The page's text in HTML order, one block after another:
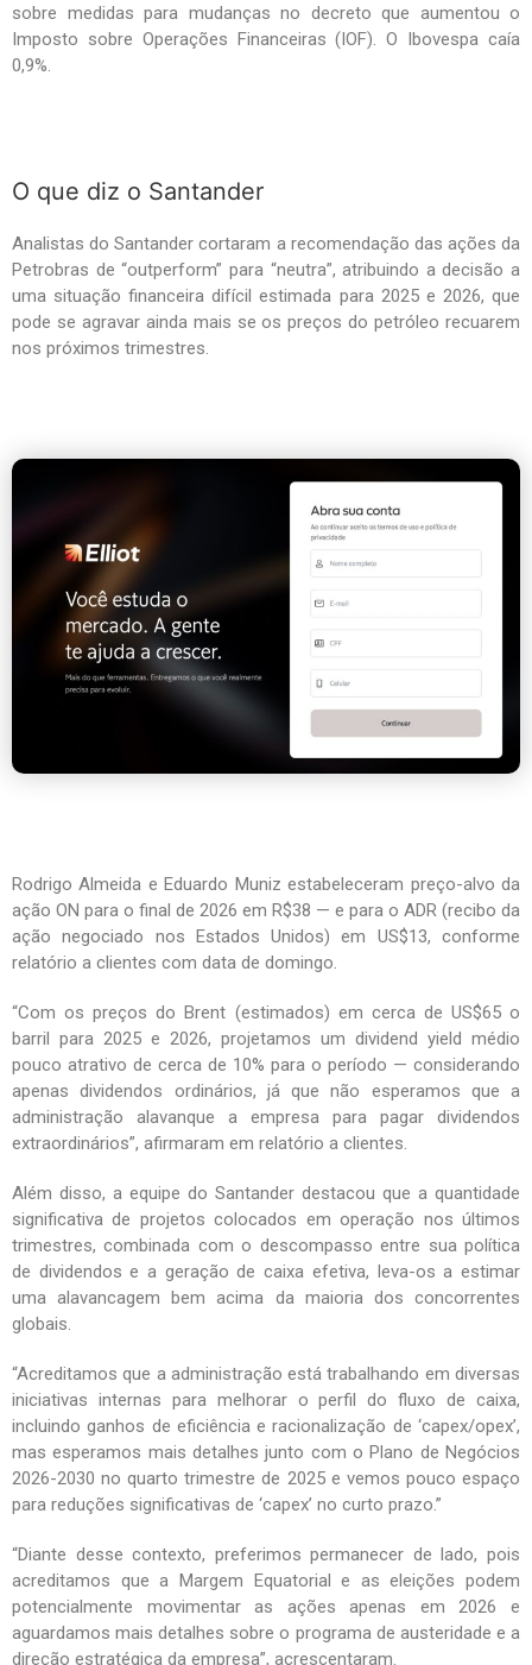
sobre medidas para mudanças no decreto que aumentou o
Imposto sobre Operações Financeiras (IOF). O Ibovespa caía
0,9%.
O que diz o Santander
Analistas do Santander cortaram a recomendação das ações da
Petrobras de “outperform” para “neutra”, atribuindo a decisão a
uma situação financeira difícil estimada para 2025 e 2026, que
pode se agravar ainda mais se os preços do petróleo recuarem
nos próximos trimestres.
Rodrigo Almeida e Eduardo Muniz estabeleceram preço-alvo da
ação ON para o final de 2026 em R$38 — e para o ADR (recibo da
ação negociado nos Estados Unidos) em US$13, conforme
relatório a clientes com data de domingo.
“Com os preços do Brent (estimados) em cerca de US$65 o
barril para 2025 e 2026, projetamos um dividend yield médio
pouco atrativo de cerca de 10% para o período — considerando
apenas dividendos ordinários, já que não esperamos que a
administração alavanque a empresa para pagar dividendos
extraordinários”, afirmaram em relatório a clientes.
Além disso, a equipe do Santander destacou que a quantidade
significativa de projetos colocados em operação nos últimos
trimestres, combinada com o descompasso entre sua política
de dividendos e a geração de caixa efetiva, leva-os a estimar
uma alavancagem bem acima da maioria dos concorrentes
globais.
“Acreditamos que a administração está trabalhando em diversas
iniciativas internas para melhorar o perfil do fluxo de caixa,
incluindo ganhos de eficiência e racionalização de ‘capex/opex’,
mas esperamos mais detalhes junto com o Plano de Negócios
2026-2030 no quarto trimestre de 2025 e vemos pouco espaço
para reduções significativas de ‘capex’ no curto prazo.”
“Diante desse contexto, preferimos permanecer de lado, pois
acreditamos que a Margem Equatorial e as eleições podem
potencialmente movimentar as ações apenas em 2026 e
aguardamos mais detalhes sobre o programa de austeridade e a
direção estratégica da empresa”, acrescentaram.